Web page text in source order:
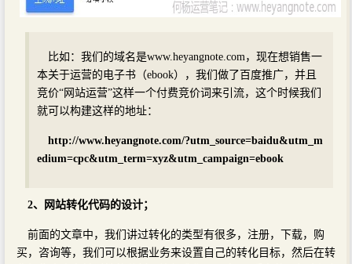
比如：我们的域名是www.heyangnote.com，现在想销售一
本关于运营的电子书（ebook），我们做了百度推广，并且
竞价“网站运营”这样一个付费竞价词来引流，这个时候我们
就可以构建这样的地址：
http://www.heyangnote.com/?utm_source=baidu&utm_m
edium=cpc&utm_term=xyz&utm_campaign=ebook
2、网站转化代码的设计；
前面的文章中，我们讲过转化的类型有很多，注册，下载，购
买，咨询等，我们可以根据业务来设置自己的转化目标，然后在转